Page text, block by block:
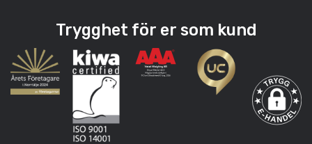
Trygghet för er som kund